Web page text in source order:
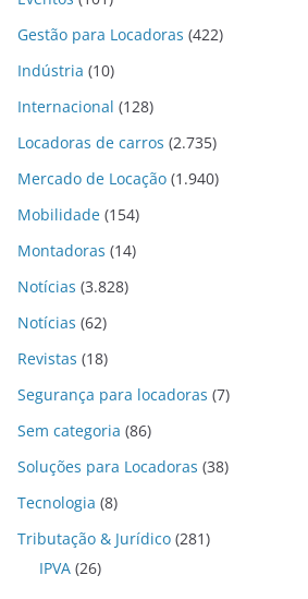
Gestão para Locadoras (422)
Indústria (10)
Internacional (128)
Locadoras de carros (2.735)
Mercado de Locação (1.940)
Mobilidade (154)
Montadoras (14)
Notícias (3.828)
Notícias (62)
Revistas (18)
Segurança para locadoras (7)
Sem categoria (86)
Soluções para Locadoras (38)
Tecnologia (8)
Tributação & Jurídico (281)
IPVA (26)